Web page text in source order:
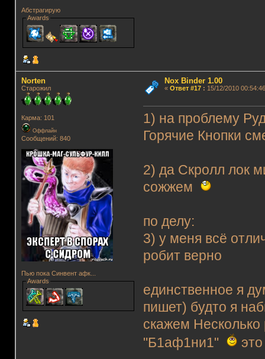
Абстрагирую
Awards
Norten
Старожил
Карма: 101
Оффлайн
Сообщений: 840
Пью пока Синвент афк...
Awards
Nox Binder 1.00
« Ответ #17: 15/12/2010
1) на проблему
Горячие Кнопки
2) да Скролл лок
сожжем
по делу:
3) у меня всё
робит верно
единственное я
пишет) будто я
скажем
"Б1аф1ни1"